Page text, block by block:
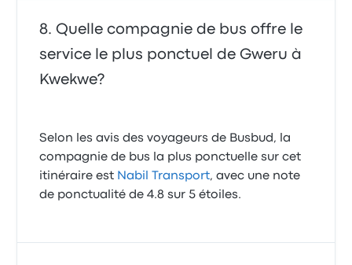
Quelle compagnie de bus offre le
service le plus ponctuel de Gweru à
Kwekwe?
Selon les avis des voyageurs de Busbud, la
compagnie de bus la plus ponctuelle sur cet
itinéraire est Nabil Transport, avec une note
de ponctualité de 4.8 sur 5 étoiles.